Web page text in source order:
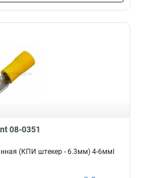
08-0351
(КПИ штекер - 6.3мм) 4-6ммІ